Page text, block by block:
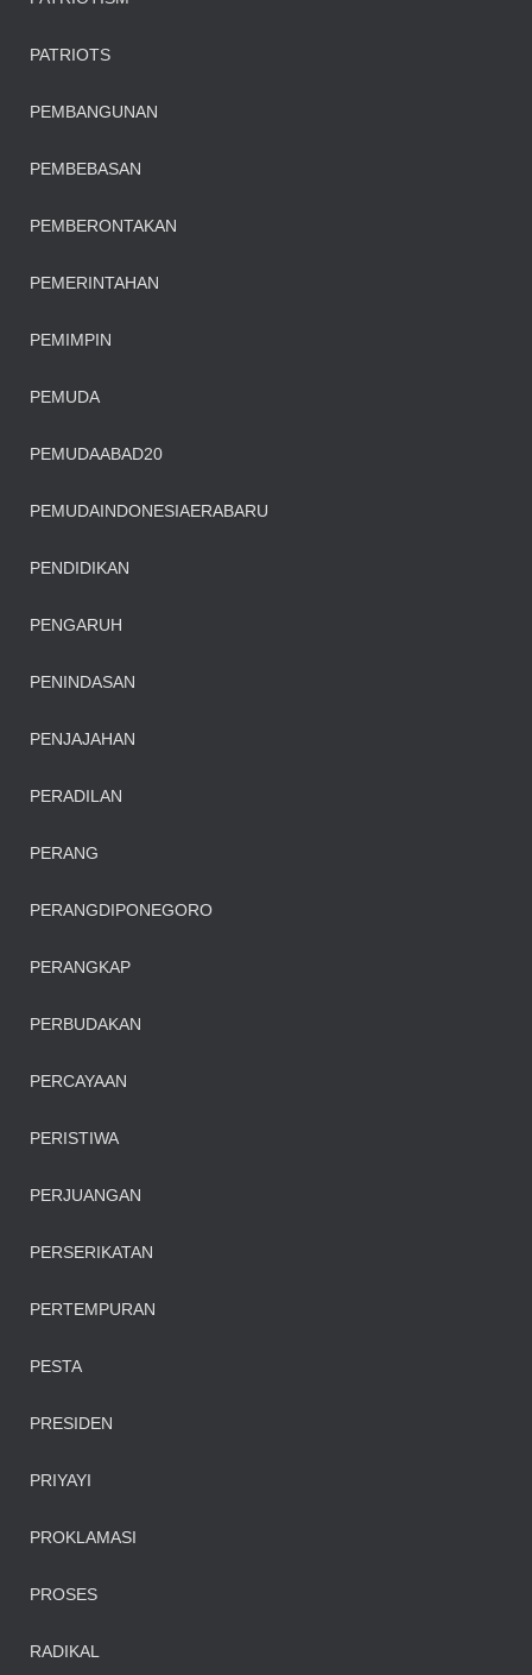
PATRIOTS
PEMBANGUNAN
PEMBEBASAN
PEMBERONTAKAN
PEMERINTAHAN
PEMIMPIN
PEMUDA
PEMUDAABAD20
PEMUDAINDONESIAERABARU
PENDIDIKAN
PENGARUH
PENINDASAN
PENJAJAHAN
PERADILAN
PERANG
PERANGDIPONEGORO
PERANGKAP
PERBUDAKAN
PERCAYAAN
PERISTIWA
PERJUANGAN
PERSERIKATAN
PERTEMPURAN
PESTA
PRESIDEN
PRIYAYI
PROKLAMASI
PROSES
RADIKAL